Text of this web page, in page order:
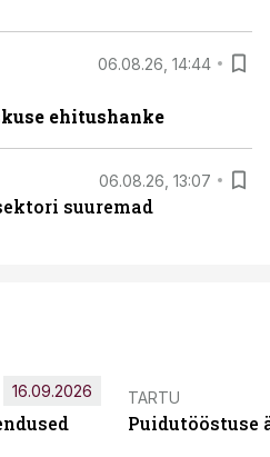
06.08.26, 14:44
ehitushanke
06.08.26, 13:07
suuremad
16.09.2026 TARTU
Puidutööstuse